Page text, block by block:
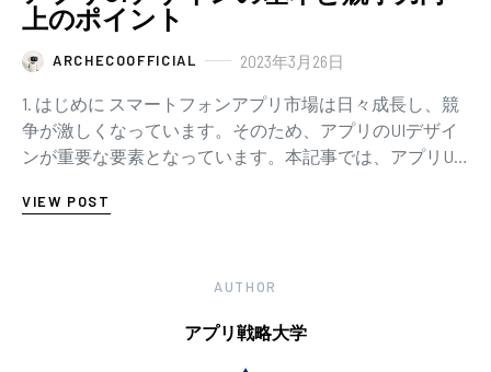
上のポイント
ARCHECOOFFICIAL 2023年3月26日
1. はじめに スマートフォンアプリ市場は日々成長し、競
争が激しくなっています。そのため、アプリのUIデザイ
ンが重要な要素となっています。本記事では、アプリUI
VIEW POST
AUTHOR
アプリ戦略大学